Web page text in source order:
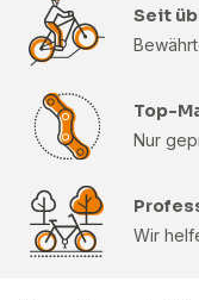
Seit
Top-
Nur
Wir